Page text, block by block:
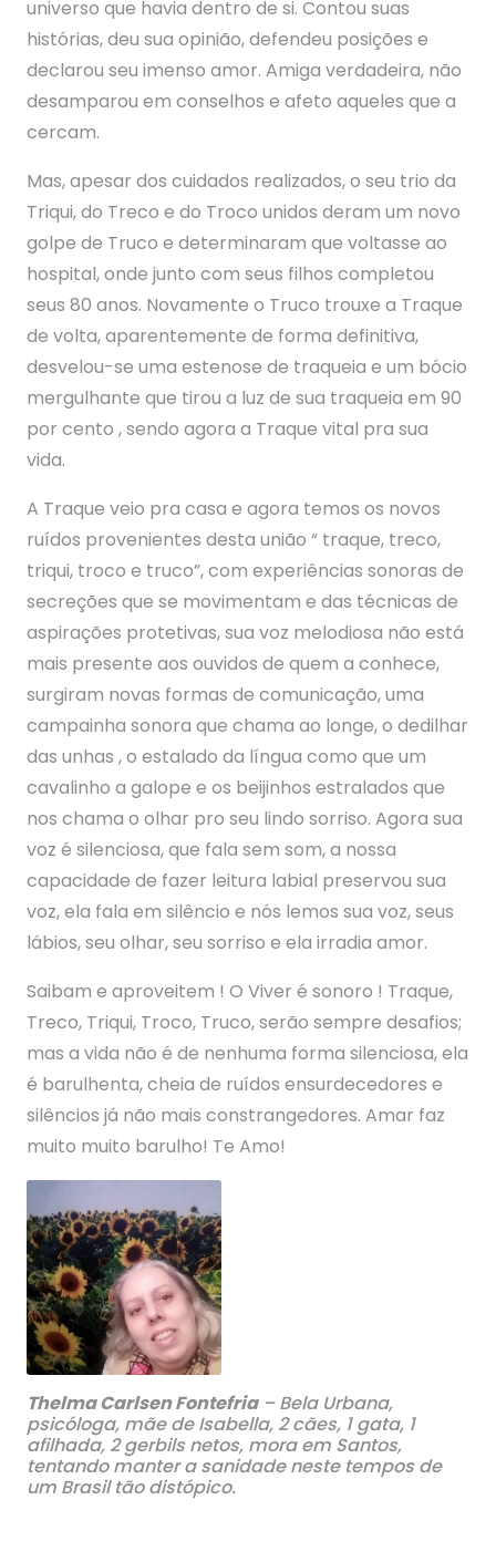
universo que havia dentro de si. Contou suas
histórias, deu sua opinião, defendeu posições e
declarou seu imenso amor. Amiga verdadeira, não
desamparou em conselhos e afeto aqueles que a
cercam.
Mas, apesar dos cuidados realizados, o seu trio da
Triqui, do Treco e do Troco unidos deram um novo
golpe de Truco e determinaram que voltasse ao
hospital, onde junto com seus filhos completou
seus 80 anos. Novamente o Truco trouxe a Traque
de volta, aparentemente de forma definitiva,
desvelou-se uma estenose de traqueia e um bócio
mergulhante que tirou a luz de sua traqueia em 90
por cento , sendo agora a Traque vital pra sua
vida.
A Traque veio pra casa e agora temos os novos
ruídos provenientes desta união “ traque, treco,
triqui, troco e truco”, com experiências sonoras de
secreções que se movimentam e das técnicas de
aspirações protetivas, sua voz melodiosa não está
mais presente aos ouvidos de quem a conhece,
surgiram novas formas de comunicação, uma
campainha sonora que chama ao longe, o dedilhar
das unhas , o estalado da língua como que um
cavalinho a galope e os beijinhos estralados que
nos chama o olhar pro seu lindo sorriso. Agora sua
voz é silenciosa, que fala sem som, a nossa
capacidade de fazer leitura labial preservou sua
voz, ela fala em silêncio e nós lemos sua voz, seus
lábios, seu olhar, seu sorriso e ela irradia amor.
Saibam e aproveitem ! O Viver é sonoro ! Traque,
Treco, Triqui, Troco, Truco, serão sempre desafios;
mas a vida não é de nenhuma forma silenciosa, ela
é barulhenta, cheia de ruídos ensurdecedores e
silêncios já não mais constrangedores. Amar faz
muito muito barulho! Te Amo!
Thelma Carlsen Fontefria– Bela Urbana,
psicóloga, mãe de Isabella, 2 cães, 1 gata, 1
afilhada, 2 gerbils netos, mora em Santos,
tentando manter a sanidade neste tempos de
um Brasil tão distópico.